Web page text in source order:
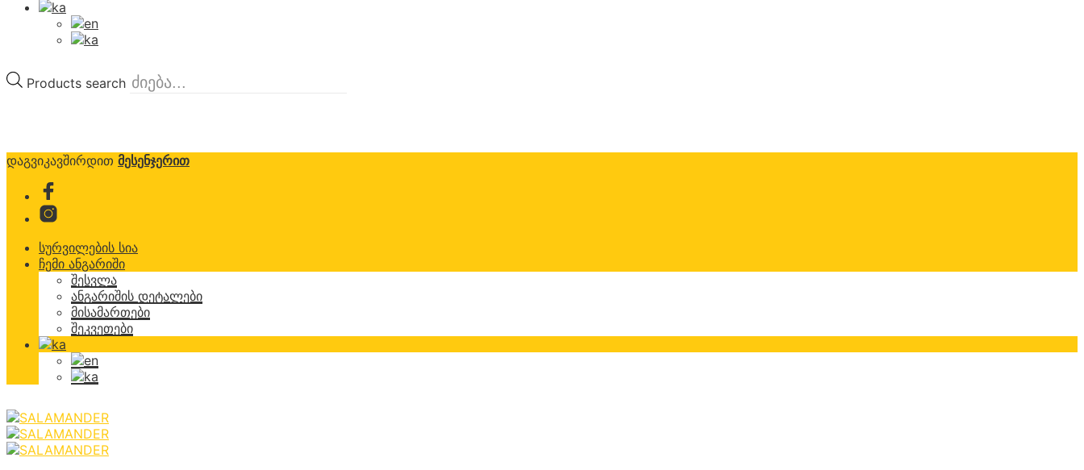
Products search
დაგვიკავშირდით მესენჯერით
სურვილების სია
ჩემი ანგარიში
შესვლა
ანგარიშის დეტალები
მისამართები
შეკვეთები